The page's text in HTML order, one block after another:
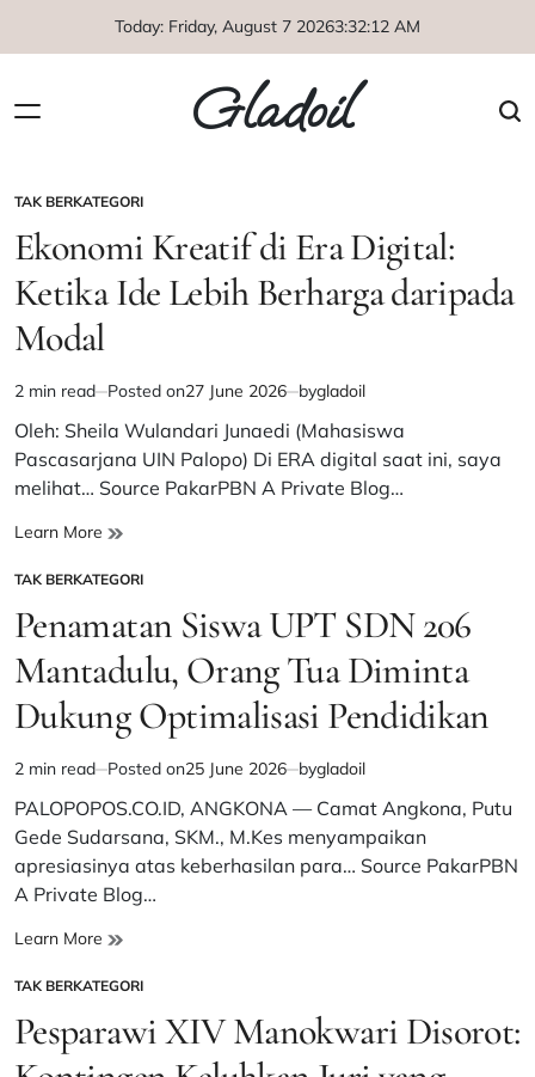
Today: Friday, August 7 20263:32:12 AM
Gladoil
POSTED
IN
TAK BERKATEGORI
Ekonomi Kreatif di Era Digital:
Ketika Ide Lebih Berharga daripada
Modal
Estimated
read
time
2 min read Posted on27 June 2026 bygladoil
Oleh: Sheila Wulandari Junaedi (Mahasiswa
Pascasarjana UIN Palopo) Di ERA digital saat ini, saya
melihat… Source PakarPBN A Private Blog…
Learn More Ekonomi
di
Digital:
Ketika
Ide
Lebih
Berharga
daripada
Modal
POSTED
IN
TAK BERKATEGORI
Penamatan Siswa UPT SDN 206
Mantadulu, Orang Tua Diminta
Dukung Optimalisasi Pendidikan
Estimated
read
time
2 min read Posted on25 June 2026 bygladoil
PALOPOPOS.CO.ID, ANGKONA — Camat Angkona, Putu
Gede Sudarsana, SKM., M.Kes menyampaikan
apresiasinya atas keberhasilan para… Source PakarPBN
A Private Blog…
Learn More Penamatan
UPT
206
Mantadulu,
POSTED
IN
TAK BERKATEGORI
Pesparawi XIV Manokwari Disorot: